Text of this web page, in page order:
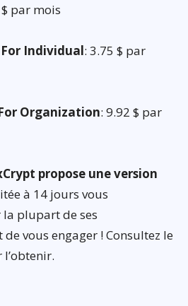
par mois
Individual: 3.75 $ par
Organization: 9.92 $ par
propose une version
à 14 jours vous
plupart de ses
vous engager ! Consultez le